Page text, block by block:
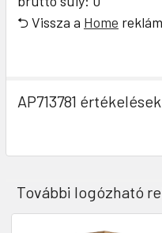
⮌ Vissza a Home
AP713781 értékelések
További logózható